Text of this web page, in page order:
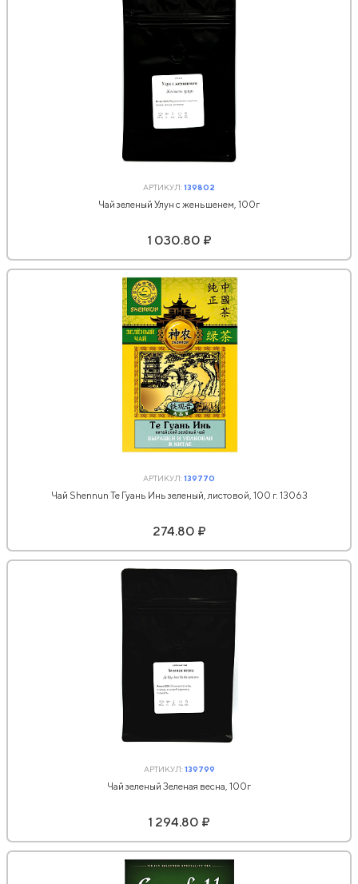
АРТИКУЛ:139802
Чай зеленый Улун с женьшенем, 100г
1 030.80 ₽
АРТИКУЛ:139770
Чай Shennun Те Гуань Инь зеленый, листовой, 100 г. 13063
274.80 ₽
АРТИКУЛ:139799
Чай зеленый Зеленая весна, 100г
1 294.80 ₽